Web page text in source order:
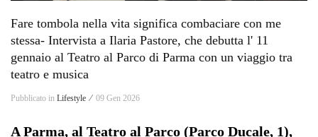
Fare tombola nella vita significa combaciare con me
stessa- Intervista a Ilaria Pastore, che debutta l' 11
gennaio al Teatro al Parco di Parma con un viaggio tra
teatro e musica
Pubblicato in Lifestyle ⁄ 09 Gen 2026
A Parma, al Teatro al Parco (Parco Ducale, 1),